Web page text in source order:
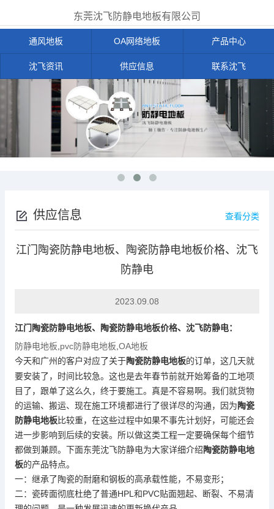
东莞沈飞防静电地板有限公司
通风地板 OA网络地板 产品中心
沈飞资讯 供应信息 联系沈飞
供应信息 查看分类
江门陶瓷防静电地板、陶瓷防静电地板价格、沈飞
防静电
2023.09.08
江门陶瓷防静电地板、陶瓷防静电地板价格、沈飞防静电：
防静电地板 pvc防静电地板 OA地板
今天和广州的客户对应了关于陶瓷防静电地板的订单，这几天就
要安装了，时间比较急。这也是去年春节前就开始筹备的工地项
目了，跟单了这么久，终于要施工。真是不容易啊。我们就货物
的运输、搬运、现在施工环境都进行了很详尽的沟通，因为陶瓷
防静电地板比较重，在这些过程中如果不事先计划好，可能还会
进一步影响到后续的安装。所以做这类工程一定要确保每个细节
都做到兼顾。 下面东莞沈飞防静电为大家详细介绍陶瓷防静电地
板的产品特点。
一：继承了陶瓷的耐磨和钢板的高承载性能，不易变形；
二：瓷砖面彻底杜绝了普通HPL和PVC贴面翘起、断裂、不易清